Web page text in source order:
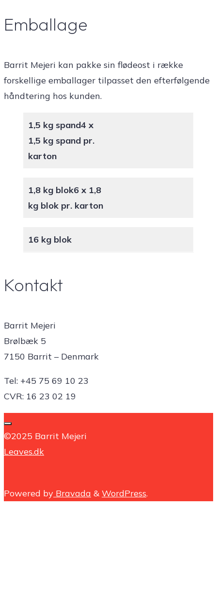
Emballage
Barrit Mejeri kan pakke sin flødeost i række
forskellige emballager tilpasset den efterfølgende
håndtering hos kunden.
1,5 kg spand4 x
1,5 kg spand pr.
karton
1,8 kg blok6 x 1,8
kg blok pr. karton
16 kg blok
Kontakt
Barrit Mejeri
Brølbæk 5
7150 Barrit – Denmark
Tel: +45 75 69 10 23
CVR: 16 23 02 19
©2025 Barrit Mejeri
Leaves.dk
Powered by Bravada & WordPress.